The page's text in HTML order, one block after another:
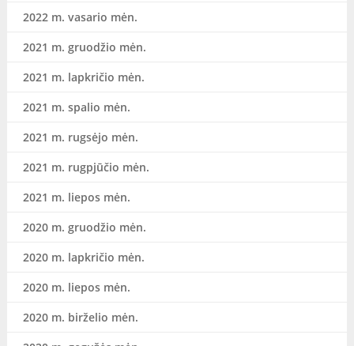
2022 m. vasario mėn.
2021 m. gruodžio mėn.
2021 m. lapkričio mėn.
2021 m. spalio mėn.
2021 m. rugsėjo mėn.
2021 m. rugpjūčio mėn.
2021 m. liepos mėn.
2020 m. gruodžio mėn.
2020 m. lapkričio mėn.
2020 m. liepos mėn.
2020 m. birželio mėn.